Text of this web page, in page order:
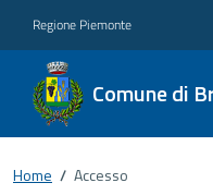
Regione Piemonte
Comune di
Home / Accesso